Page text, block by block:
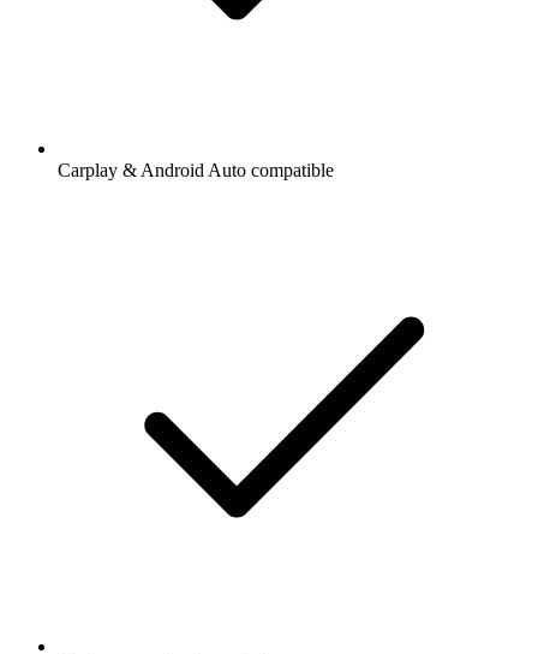
Carplay & Android Auto compatible